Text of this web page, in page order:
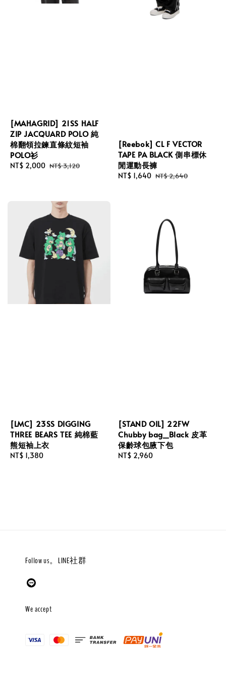
[MAHAGRID] 21SS HALF
ZIP JACQUARD POLO 純
棉翻領拉鍊直條紋短袖
POLO衫
Sale
NT$ 2,000 Regular
NT$ 3,120
[Reebok] CL F VECTOR
TAPE PA BLACK 側串標休
閒運動長褲
Sale
NT$ 1,640 Regular
NT$ 2,640
[LMC] 23SS DIGGING
THREE BEARS TEE 純棉藍
熊短袖上衣
Regular
NT$ 1,380
[STAND OIL] 22FW
Chubby bag_Black 皮革
保齡球包腋下包
Regular
NT$ 2,960
Follow us。LINE社群
We accept